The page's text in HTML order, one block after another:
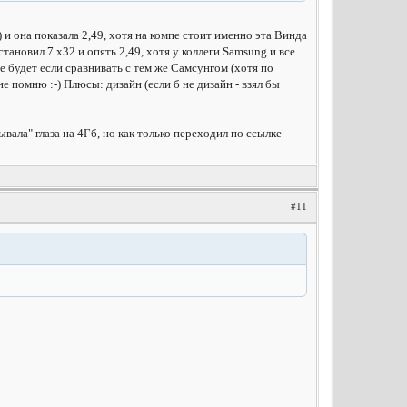
она показала 2,49, хотя на компе стоит именно эта Винда
7 х32 и опять 2,49, хотя у коллеги Samsung и все
если сравнивать с тем же Самсунгом (хотя по
помню :-) Плюсы: дизайн (если б не дизайн - взял бы
глаза на 4Гб, но как только переходил по ссылке -
#11